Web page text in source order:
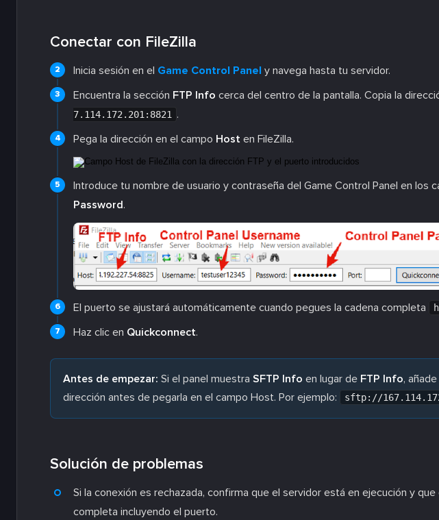
Conectar con FileZilla
Inicia sesión en el Game Control Panel y navega hasta tu servidor.
Encuentra la sección FTP Info cerca del centro de la pantalla. Copia la
7.114.172.201:8821
.
Pega la dirección en el campo Host en FileZilla.
Introduce tu nombre de usuario y contraseña del Game Control Panel en los
Password.
El puerto se ajustará automáticamente cuando pegues la cadena completa
Haz clic en Quickconnect.
Antes de empezar: Si el panel muestra SFTP Info en lugar de FTP Info,
dirección antes de pegarla en el campo Host. Por ejemplo:
sftp://
Solución de problemas
Si la conexión es rechazada, confirma que el servidor está en ejecución y
completa incluyendo el puerto.